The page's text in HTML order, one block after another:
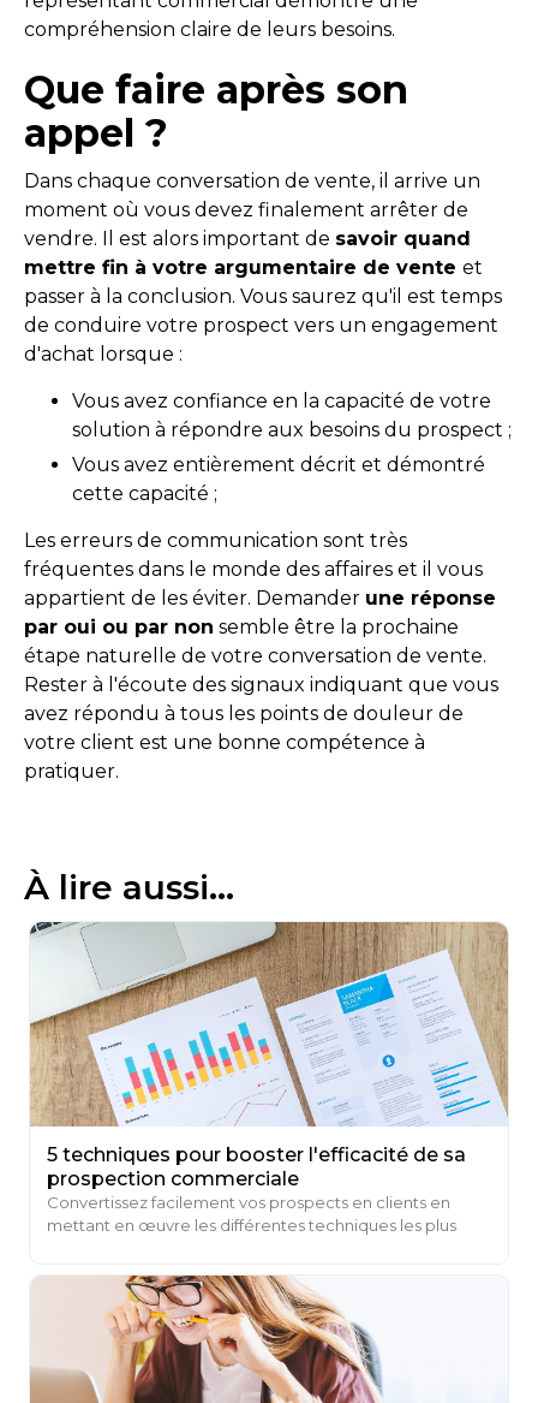
compréhension claire de leurs besoins.
Que faire après son
appel ?
Dans chaque conversation de vente, il arrive un
moment où vous devez finalement arrêter de
vendre. Il est alors important de savoir quand
mettre fin à votre argumentaire de vente et
passer à la conclusion. Vous saurez qu'il est temps
de conduire votre prospect vers un engagement
d'achat lorsque :
Vous avez confiance en la capacité de votre
solution à répondre aux besoins du prospect ;
Vous avez entièrement décrit et démontré
cette capacité ;
Les erreurs de communication sont très
fréquentes dans le monde des affaires et il vous
appartient de les éviter. Demander une réponse
par oui ou par non semble être la prochaine
étape naturelle de votre conversation de vente.
Rester à l'écoute des signaux indiquant que vous
avez répondu à tous les points de douleur de
votre client est une bonne compétence à
pratiquer.
À lire aussi...
5 techniques pour booster l'efficacité de sa
prospection commerciale
Convertissez facilement vos prospects en clients en
mettant en œuvre les différentes techniques les plus